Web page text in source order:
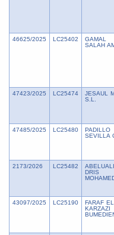
46625/2025 LC25402
GAMAL
SALAH
47423/2025 LC25474
JESAUL
S.L.
47485/2025 LC25480
PADILLO
SEVILLA
2173/2026 LC25482
ABELUALI
DRIS
43097/2025 LC25190
FARAF EL
KARZAZI